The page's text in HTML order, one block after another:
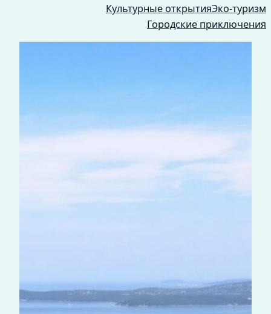
Культурные открытияЭко-туризм
Городские приключения